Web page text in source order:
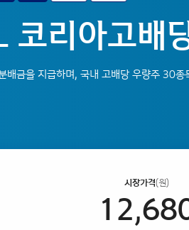
코리아고배
배금을 지급하며, 국내 고배당 우량주 30종
시장가격(원)